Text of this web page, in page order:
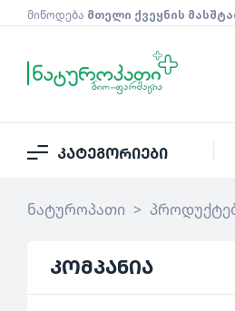
მიწოდება მთელი ქვეყნის
კატეგორიები
ნატუროპათი >
კომპანია